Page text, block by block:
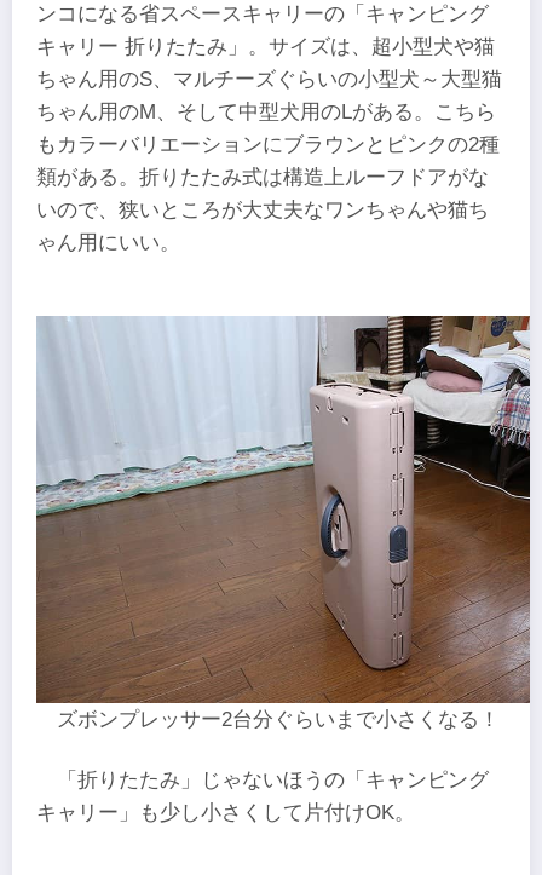
ンコになる省スペースキャリーの「キャンピング
キャリー 折りたたみ」。サイズは、超小型犬や猫
ちゃん用のS、マルチーズぐらいの小型犬～大型猫
ちゃん用のM、そして中型犬用のLがある。こちら
もカラーバリエーションにブラウンとピンクの2種
類がある。折りたたみ式は構造上ルーフドアがな
いので、狭いところが大丈夫なワンちゃんや猫ち
ゃん用にいい。
ズボンプレッサー2台分ぐらいまで小さくなる！
「折りたたみ」じゃないほうの「キャンピング
キャリー」も少し小さくして片付けOK。